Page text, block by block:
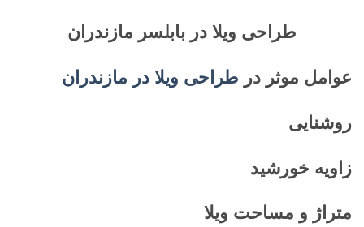
طراحی ویلا در بابلسر مازندران
عوامل موثر در طراحی ویلا در مازندران
روشنایی
زاویه خورشید
متراژ و مساحت ویلا